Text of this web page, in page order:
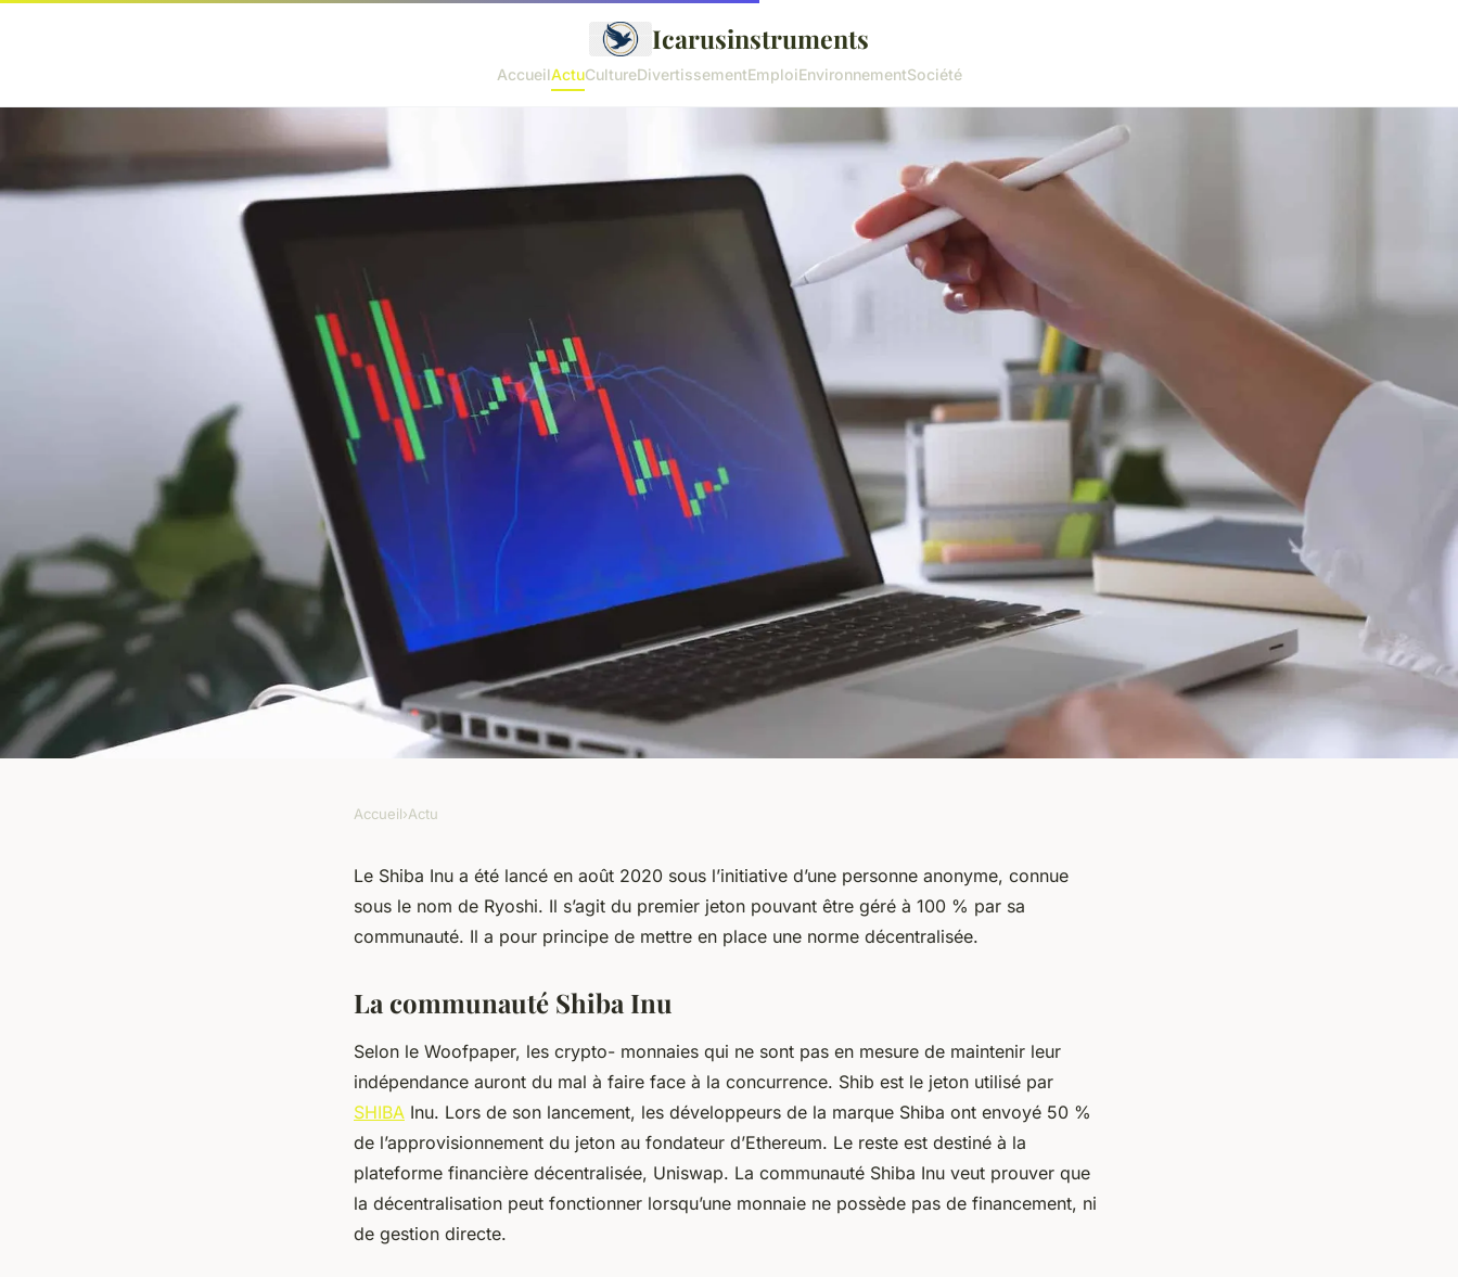
Icarusinstruments
AccueilActuCultureDivertissementEmploiEnvironnementSociété
Comment fonctionne la crypto-
monnaie Shiba ?
Accueil›Actu
Le Shiba Inu a été lancé en août 2020 sous l’initiative d’une personne anonyme, connue
sous le nom de Ryoshi. Il s’agit du premier jeton pouvant être géré à 100 % par sa
communauté. Il a pour principe de mettre en place une norme décentralisée.
La communauté Shiba Inu
Selon le Woofpaper, les crypto- monnaies qui ne sont pas en mesure de maintenir leur
indépendance auront du mal à faire face à la concurrence. Shib est le jeton utilisé par
SHIBA Inu. Lors de son lancement, les développeurs de la marque Shiba ont envoyé 50 %
de l’approvisionnement du jeton au fondateur d’Ethereum. Le reste est destiné à la
plateforme financière décentralisée, Uniswap. La communauté Shiba Inu veut prouver que
la décentralisation peut fonctionner lorsqu’une monnaie ne possède pas de financement, ni
de gestion directe.